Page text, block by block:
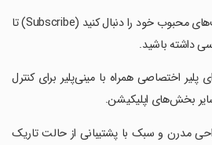
‏‏📚 مدیریت کتابخانه: پادکست‌های محبوب خود را دنبال کنید (Subscribe) تا
داشته باشید.
اختصاصی همراه با مینی‌پلیر برای کنترل
بخش‌های اپلیکیشن.
مدرن و سبک با پشتیبانی از حالت تاریک